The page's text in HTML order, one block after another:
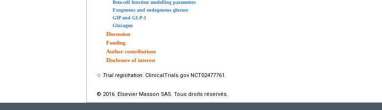
Beta-cell function modelling parameters
Exogenous and endogenous glucose
GIP and GLP-1
Glucagon
Discussion
Funding
Author contributions
Disclosure of interest
☆ Trial registration: ClinicalTrials.gov NCT02477761.
© 2016 Elsevier Masson SAS. Tous droits réservés.